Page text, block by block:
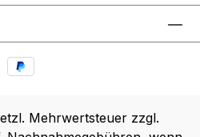
Mehrwertsteuer zzgl.